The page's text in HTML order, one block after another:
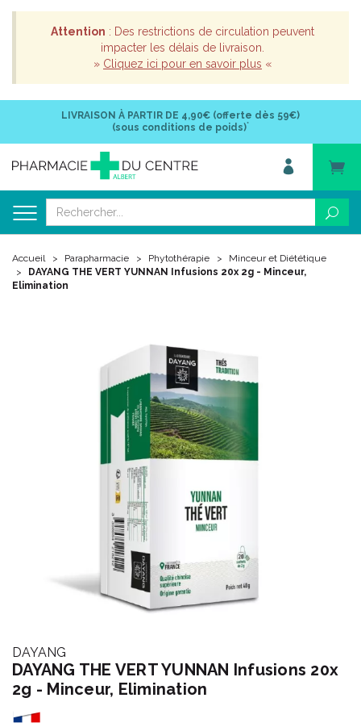
Attention : Des restrictions de circulation peuvent
impacter les délais de livraison.
» Cliquez ici pour en savoir plus «
LIVRAISON À PARTIR DE 4,90€ (offerte dès 59€)
(sous conditions de poids)*
Accueil Parapharmacie Phytothérapie
Minceur et Diététique
DAYANG THE VERT YUNNAN Infusions 20x 2g - Minceur,
Elimination
DAYANG
DAYANG THE VERT YUNNAN Infusions 20x
2g - Minceur, Elimination